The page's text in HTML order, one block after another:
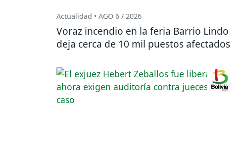
Actualidad • AGO 6 / 2026
Voraz incendio en la feria Barrio Lindo
deja cerca de 10 mil puestos afectados